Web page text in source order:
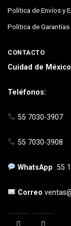
Política de Envíos y
Política de Garantías
CONTACTO
Cuidad de México
Teléfonos:
55 7030-3907
55 7030-3908
WhatsApp55
Correo